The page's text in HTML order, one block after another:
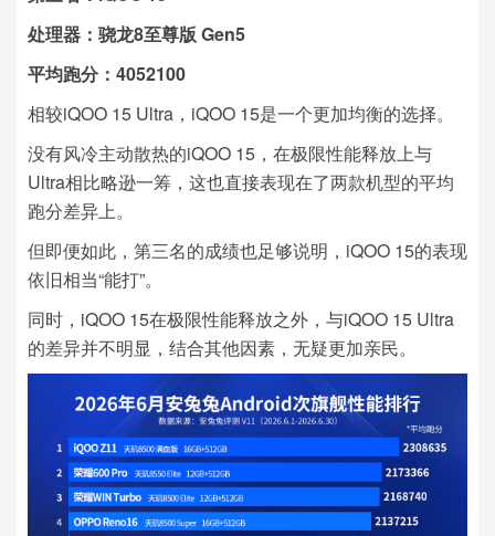
处理器：骁龙8至尊版 Gen5
平均跑分：4052100
相较iQOO 15 Ultra，iQOO 15是一个更加均衡的选择。
没有风冷主动散热的iQOO 15，在极限性能释放上与
Ultra相比略逊一筹，这也直接表现在了两款机型的平均
跑分差异上。
但即便如此，第三名的成绩也足够说明，iQOO 15的表现
依旧相当“能打”。
同时，iQOO 15在极限性能释放之外，与iQOO 15 Ultra
的差异并不明显，结合其他因素，无疑更加亲民。